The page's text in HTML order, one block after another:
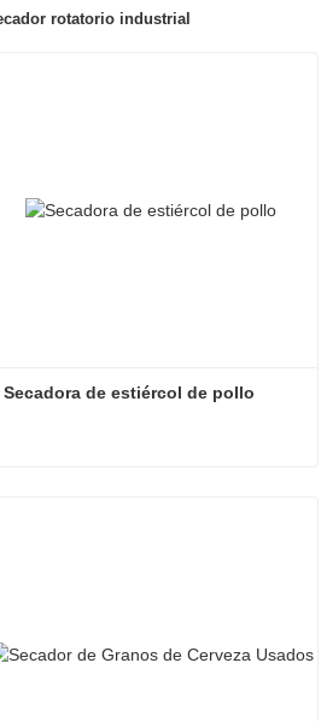
rotatorio industrial
Secadora de estiércol de pollo